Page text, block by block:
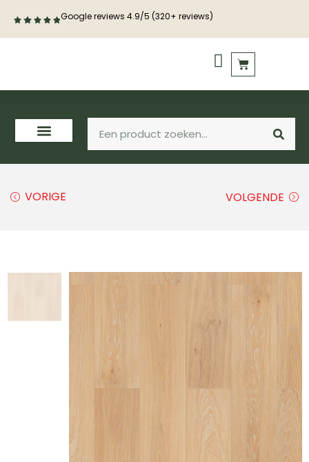
Google reviews 4.9/5 (320+ reviews)
VORIGE VOLGENDE